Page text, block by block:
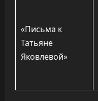
«Письма к
Татьяне
Яковлевой»